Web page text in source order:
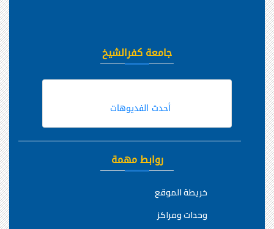
جامعة كفرالشيخ
أحدث الفديوهات
روابط مهمة
خريطة الموقع
وحدات ومراكز